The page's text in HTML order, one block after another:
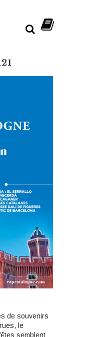
de souvenirs
le
semblent